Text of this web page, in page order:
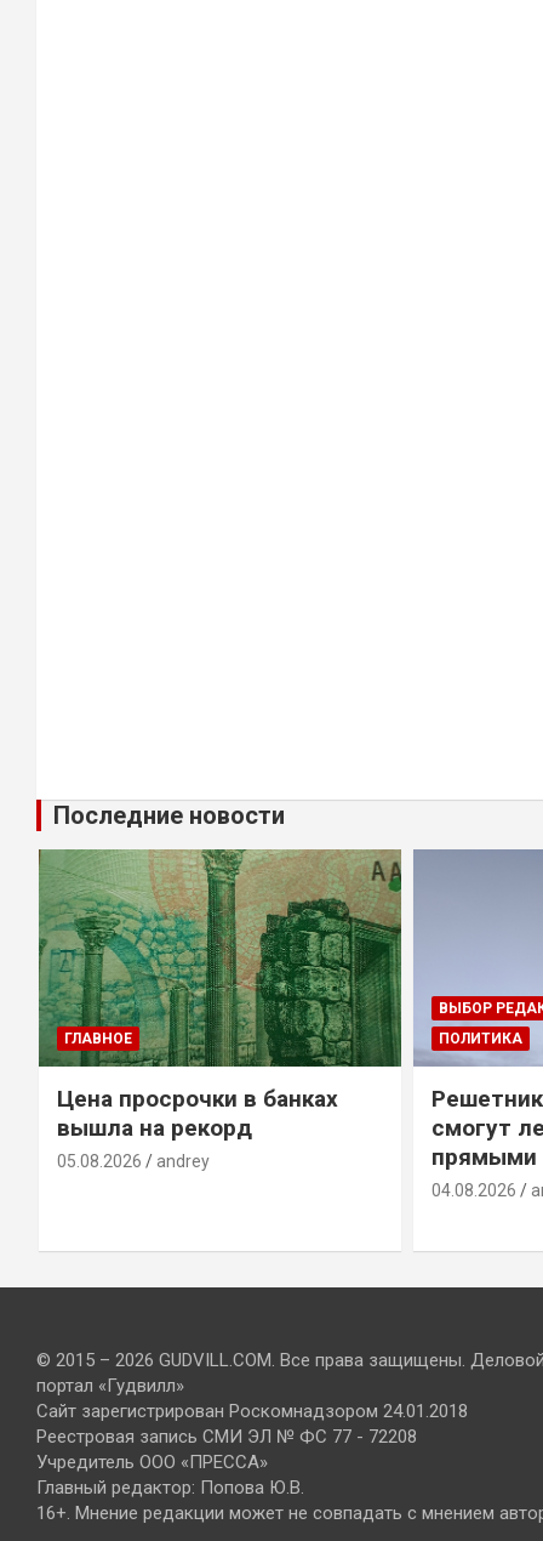
Последние новости
ГЛАВНОЕ
Цена просрочки в банках
вышла на рекорд
05.08.2026 andrey
ВЫБОР
ПОЛИТИКА
смогут
прямыми
04.08.2026
© 2015 – 2026 GUDVILL.COM. Все права защищены.
портал «Гудвилл»
Сайт зарегистрирован Роскомнадзором 24.01.2018
Реестровая запись СМИ ЭЛ № ФС 77 - 72208
Учредитель ООО «ПРЕССА»
Главный редактор: Попова Ю.В.
16+. Мнение редакции может не совпадать с мнением